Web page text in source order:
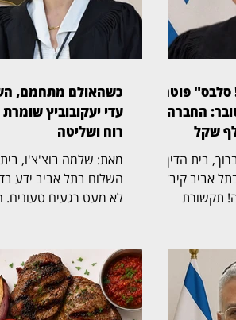
פוטרה
החברה
מאת: שלמה בן ברוך, בית הדין
אביב קיבל
תקשורת
בעקבות
נשיאת בית
גילצר־כץ,
הוכיחה
כשהאולם מתחמם,
עדי יעקובוביץ שומרת
רוח ושליטה
מאת:
השלום בתל אביב ידע
לא מעט רגעים טעונים.
לדברי זה. בתוך כל אלה
השופטת עדי יעקובוביץ
בניהול שקט ובטוח.
לצדדים לדבר, אפשרה